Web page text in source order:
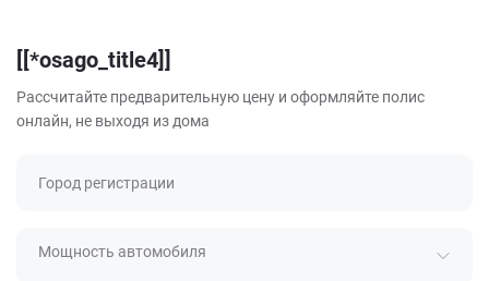
[[*osago_title4]]
Рассчитайте предварительную цену и оформляйте полис
онлайн, не выходя из дома
Город регистрации
Мощность автомобиля